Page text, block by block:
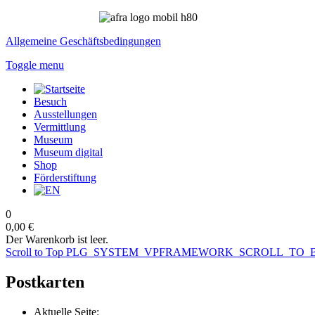
Allgemeine Geschäftsbedingungen
Toggle menu
Besuch
Ausstellungen
Vermittlung
Museum
Museum digital
Shop
Förderstiftung
0
0,00 €
Der Warenkorb ist leer.
Scroll to Top
Postkarten
Aktuelle Seite: